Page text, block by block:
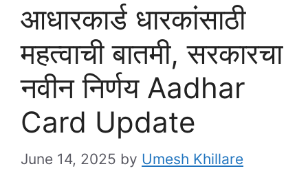
आधारकार्ड धारकांसाठी
महत्वाची बातमी, सरकारचा
नवीन निर्णय Aadhar
Card Update
June 14, 2025 by Umesh Khillare